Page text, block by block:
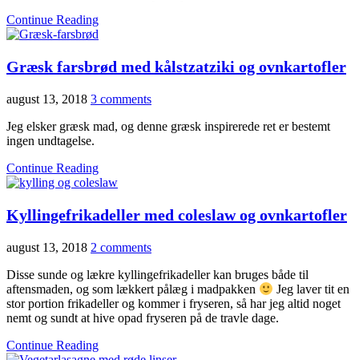
Continue Reading
Græsk farsbrød med kålstzatziki og ovnkartofler
august 13, 2018 3 comments
Jeg elsker græsk mad, og denne græsk inspirerede ret er bestemt
ingen undtagelse.
Continue Reading
Kyllingefrikadeller med coleslaw og ovnkartofler
august 13, 2018 2 comments
Disse sunde og lækre kyllingefrikadeller kan bruges både til
aftensmaden, og som lækkert pålæg i madpakken
Jeg laver tit en
stor portion frikadeller og kommer i fryseren, så har jeg altid noget
nemt og sundt at hive opad fryseren på de travle dage.
Continue Reading